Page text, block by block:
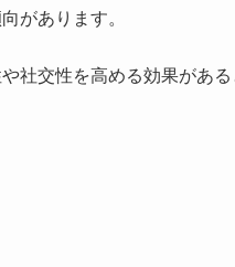
があります。
社交性を高める効果があ